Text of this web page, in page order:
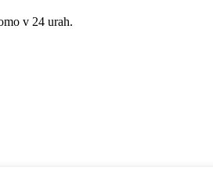
v 24 urah.